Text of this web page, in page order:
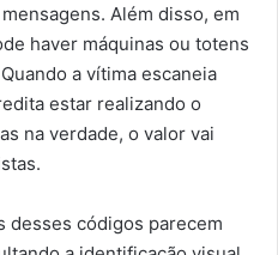
Além disso, em
haver máquinas ou totens
a vítima escaneia
estar realizando o
na verdade, o valor vai
desses códigos parecem